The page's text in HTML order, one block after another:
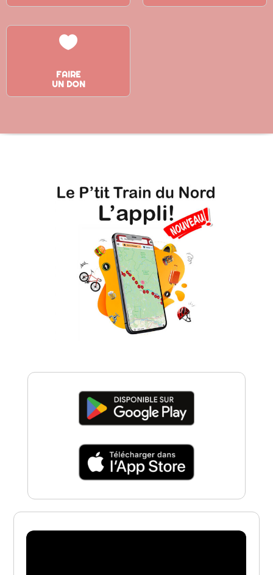

FAIRE
UN DON